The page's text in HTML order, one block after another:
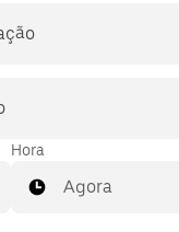
Hora
Agora